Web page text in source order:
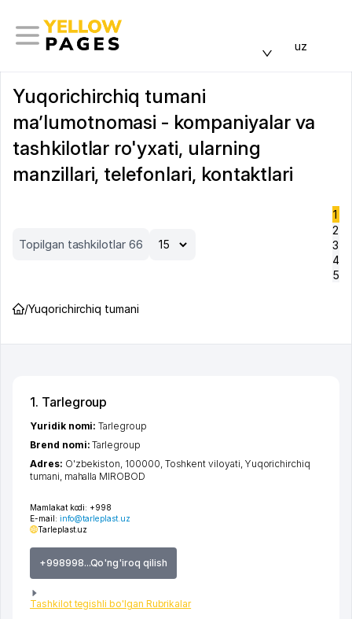
uz
Yuqorichirchiq tumani
ma’lumotnomasi - kompaniyalar va
tashkilotlar ro'yxati, ularning
manzillari, telefonlari, kontaktlari
Topilgan tashkilotlar 66
1
2
3
4
5
/Yuqorichirchiq tumani
1. Tarlegroup
Mamlakat kodi: +998
E-mail: info@tarleplast.uz
Tarleplast.uz
+998998...Qo'ng'iroq qilish
Tashkilot tegishli bo'lgan Rubrikalar
Yuridik nomi:Tarlegroup
Brend nomi:Tarlegroup
Adres: O'zbekiston, 100000, Toshkent viloyati, Yuqorichirchiq
tumani, mahalla MIROBOD